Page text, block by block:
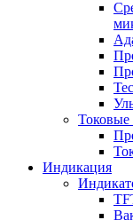
Индикация